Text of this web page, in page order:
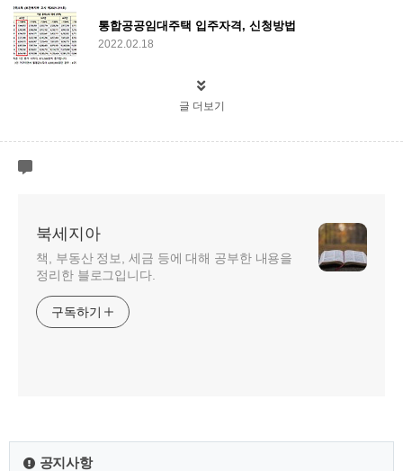
통합공공임대주택 입주자격, 신청방법
2022.02.18
글 더보기
북세지아
책, 부동산 정보, 세금 등에 대해 공부한 내용을
정리한 블로그입니다.
구독하기
공지사항